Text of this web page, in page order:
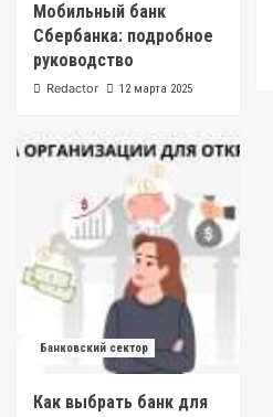
Мобильный банк
Сбербанка: подробное
руководство
Redactor 12 марта 2025
Банковский сектор
Как выбрать банк для